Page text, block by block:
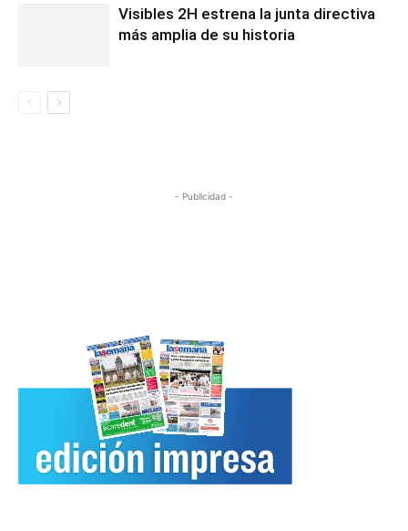
Visibles 2H estrena la junta directiva
más amplia de su historia
- Publicidad -